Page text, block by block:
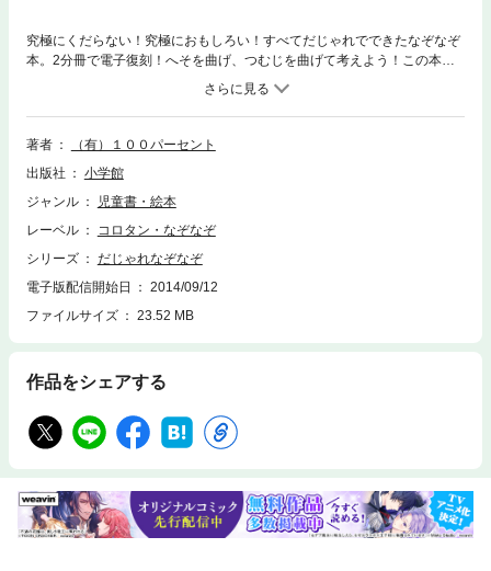
究極にくだらない！究極におもしろい！すべてだじゃれでできたなぞなぞ
本。2分冊で電子復刻！へそを曲げ、つむじを曲げて考えよう！この本の
なぞなぞ問題はすべてだじゃれでできているのだ。ちょっとゴーインなネ
タでも気にしない、気にしない。第2巻はナンセンスクール編、ユニー国
めぐり編、爆笑おほほホーム編、おどろいタウン編、おもしろシリー図鑑
の5編を収録！
著者
（有）１００パーセント
出版社
小学館
ジャンル
児童書・絵本
レーベル
コロタン・なぞなぞ
シリーズ
だじゃれなぞなぞ
電子版配信開始日
2014/09/12
ファイルサイズ
23.52 MB
作品をシェアする